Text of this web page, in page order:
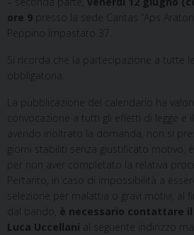
ore 9 presso la sede Caritas “Aps
Peppino Impastato 37.
Si ricorda che la partecipazione a tutte
obbligatoria.
La pubblicazione del calendario ha
convocazione a tutti gli effetti di legge e
avendo inoltrato la domanda, non si
giorni stabiliti senza giustificato motivo,
per non aver completato la relativa
Pertanto, in caso di impossibilità a
selezione per malattia o gravi motivi, al
dal bando, è necessario contattare
Luca Uccellani al seguente indirizzo mail: